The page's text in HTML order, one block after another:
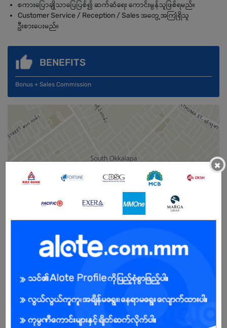
စကားပြောချိုသာပြေပြစ်၍ ဆက်ဆံရေး ကောင်းမွန်သူဖြစ်ရမည်။
Customer Service / Reception / Sales အတွေ့အကြုံရှိသူ
ဦးစားပေးမည်။
BENEFITS
Bonus + Sales Commission
Open To : Female
About Our Company
At EcoEnergy, our mission is to help create a sustainable future
byproviding
innovative, clean energy solutions that power
communities,industries, and homes.
×